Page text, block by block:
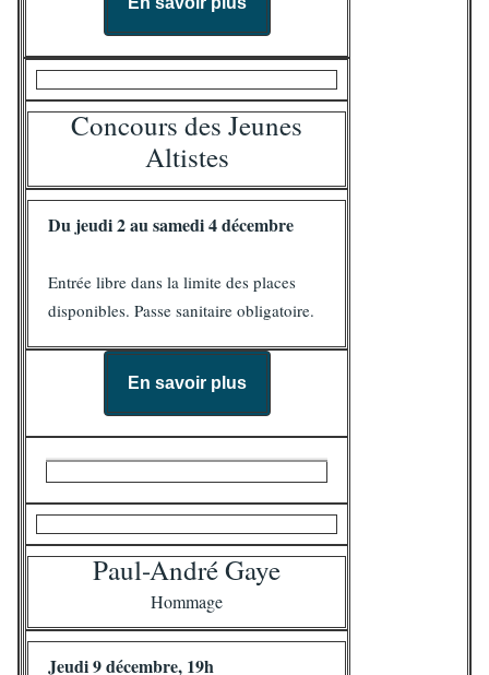
Concours des Jeunes
Altistes
Du jeudi 2 au samedi 4 décembre
Entrée libre dans la limite des places
disponibles. Passe sanitaire obligatoire.
En savoir plus
Paul-André Gaye
Hommage
Jeudi 9 décembre, 19h